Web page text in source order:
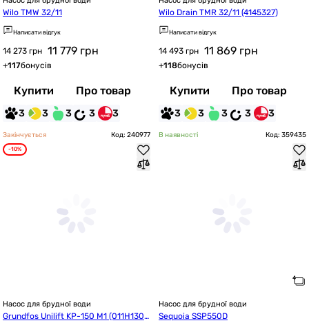
Wilo TMW 32/11
Написати відгук
14 273 грн 11 779 грн
+117бонусів
Купити Про товар
3 3 3 3 3
Wilo Drain TMR 32/11 (4145327)
Написати відгук
14 493 грн 11 869 грн
+118бонусів
Купити Про товар
3 3 3 3 3
Закінчується Код: 240977
-10%
Насос для брудної води
Grundfos Unilift KP-150 M1 (011H130
В наявності Код: 359435
Насос для брудної води
Sequoia SSP550D